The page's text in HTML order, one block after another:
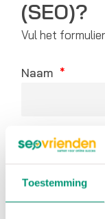
Toestemming
(SEO)?
Vul het
Naam